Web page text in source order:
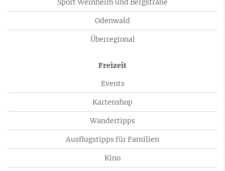
Odenwald
Überregional
Freizeit
Events
Kartenshop
Wandertipps
Ausflugstipps für Familien
Kino